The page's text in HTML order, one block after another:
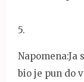
5.
bio je pun do